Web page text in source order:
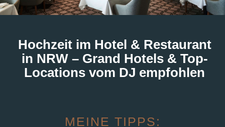
Hochzeit im Hotel & Restaurant
in NRW – Grand Hotels & Top-
Locations vom DJ empfohlen
MEINE TIPPS: